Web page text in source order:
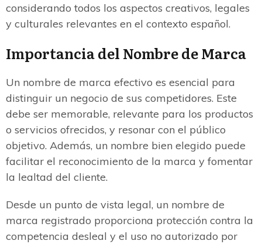
considerando todos los aspectos creativos, legales
y culturales relevantes en el contexto español.
Importancia del Nombre de Marca
Un nombre de marca efectivo es esencial para
distinguir un negocio de sus competidores. Este
debe ser memorable, relevante para los productos
o servicios ofrecidos, y resonar con el público
objetivo. Además, un nombre bien elegido puede
facilitar el reconocimiento de la marca y fomentar
la lealtad del cliente.
Desde un punto de vista legal, un nombre de
marca registrado proporciona protección contra la
competencia desleal y el uso no autorizado por